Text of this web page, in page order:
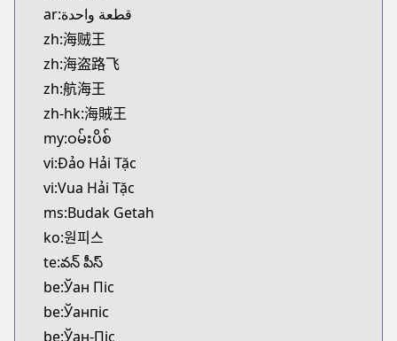
ar:قطعة واحدة
zh:海贼王
zh:海盗路飞
zh:航海王
zh-hk:海賊王
my:ဝမ်းပိစ်
vi:Đảo Hải Tặc
vi:Vua Hải Tặc
ms:Budak Getah
ko:원피스
te:వన్ పీస్
be:Ўан Піс
be:Ўанпіс
be:Ўан-Піс